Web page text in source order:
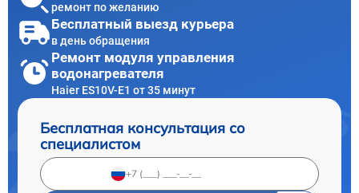
ремонт по желанию
Бесплатный выезд курьера
в день обращения
Ремонт модуля управления
водонагревателя
Haier ES10V-E1 от 35 минут
Бесплатная консультация со
специалистом